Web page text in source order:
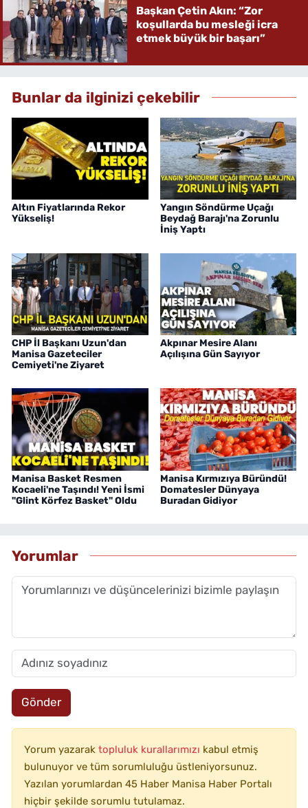
Başkan Çetin Akın: “Zor
koşullarda bu mesleği icra
etmek büyük bir başarı”
Bunlar da ilginizi çekebilir
Altın Fiyatlarında Rekor
Yükseliş!
Yangın Söndürme Uçağı
Beydağ Barajı'na Zorunlu
İniş Yaptı
CHP İl Başkanı Uzun'dan
Manisa Gazeteciler
Cemiyeti'ne Ziyaret
Akpınar Mesire Alanı
Açılışına Gün Sayıyor
Manisa Basket Resmen
Kocaeli'ne Taşındı! Yeni İsmi
"Glint Körfez Basket" Oldu
Manisa Kırmızıya Büründü!
Domatesler Dünyaya
Buradan Gidiyor
Yorumlar
Gönder
Yorum yazarak topluluk kurallarımızı kabul etmiş
bulunuyor ve tüm sorumluluğu üstleniyorsunuz.
Yazılan yorumlardan 45 Haber Manisa Haber Portalı
hiçbir şekilde sorumlu tutulamaz.